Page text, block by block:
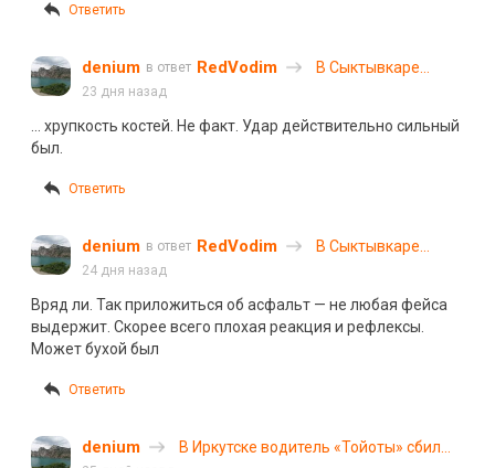
Ответить
denium в ответ RedVodim
В Сыктывкаре
электросамокате
23 дня назад
… хрупкость костей. Не факт. Удар действительно сильный
был.
Ответить
denium в ответ RedVodim
В Сыктывкаре
электросамокате
24 дня назад
Вряд ли. Так приложиться об асфальт — не любая фейса
выдержит. Скорее всего плохая реакция и рефлексы.
Может бухой был
Ответить
denium
В Иркутске водитель «Тойоты» сбил